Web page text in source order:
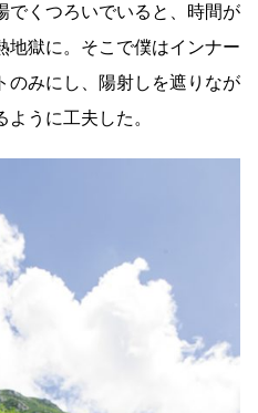
でくつろいでいると、時間が
地獄に。そこで僕はインナー
のみにし、陽射しを遮りなが
うに工夫した。